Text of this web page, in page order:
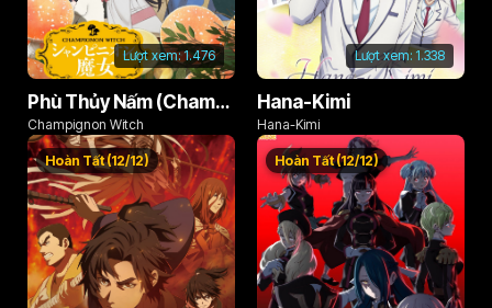
Lượt xem:1.476
Phù Thủy Nấm (Champignon no Majo)
Champignon Witch
Lượt xem: 1.338
Hana-Kimi
Hana-Kimi
Hoàn Tất (12/12) Hoàn Tất (12/12)